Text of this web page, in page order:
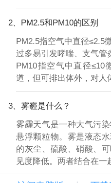
2、PM2.5和PM10的区别
PM2.5指空气中直径≤2.5
过多易引发哮喘、支气管
PM10指空气中直径≤10
道，但可排出体外，对人
3、雾霾是什么？
雾霾天气是一种大气污
悬浮颗粒物。雾是液态
的灰尘、硫酸、硝酸、
见度降低。两者结合在一